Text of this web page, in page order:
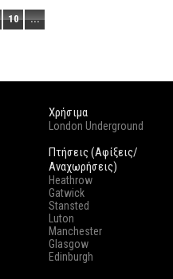
10 ...
Χρήσιμα
London Underground
Πτήσεις (Αφίξεις/
Αναχωρήσεις)
Heathrow
Gatwick
Stansted
Luton
Manchester
Glasgow
Edinburgh